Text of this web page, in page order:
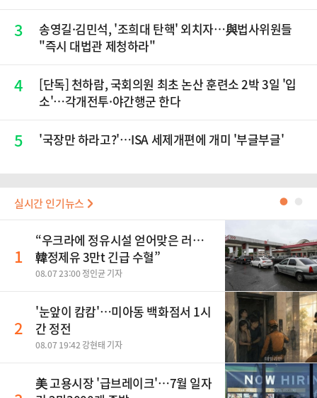
3
송영길·김민석, '조희대 탄핵' 외치자…與법사위원들
"즉시 대법관 제청하라"
4
[단독] 천하람, 국회의원 최초 논산 훈련소 2박 3일 '입
소'…각개전투·야간행군 한다
5 '국장만 하라고?'…ISA 세제개편에 개미 '부글부글'
실시간 인기뉴스 ●
1
“우크라에 정유시설 얻어맞은 러…
韓정제유 3만t 긴급 수혈”
08.07 23:00 정인균 기자
2
'눈앞이 캄캄'…미아동 백화점서 1시
간 정전
08.07 19:42 강현태 기자
美 고용시장 '급브레이크'…7월 일자